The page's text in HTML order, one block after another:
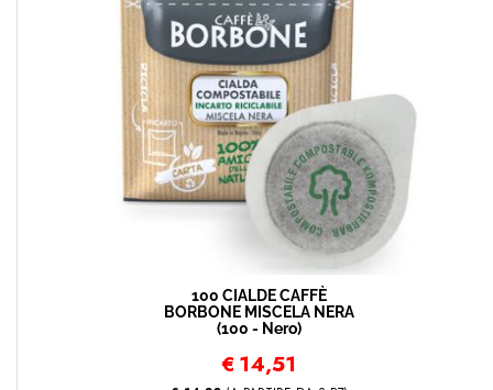
100 CIALDE CAFFÈ
BORBONE MISCELA NERA
(100 - Nero)
€ 14,51